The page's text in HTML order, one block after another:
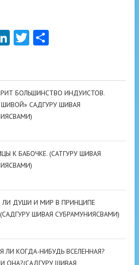
LinkedIn
Twitter
БОЛЬШИНСТВО ИНДУИСТОВ.
ШИВОЙ» САДГУРУ ШИВАЯ
К БАБОЧКЕ. (САТГУРУ ШИВАЯ
ЛИ ДУШИ И МИР В ПРИНЦИПЕ
ШИВАЯ СУБРАМУНИЯСВАМИ)
ЛИ КОГДА-НИБУДЬ ВСЕЛЕННАЯ?
ОНА?(САДГУРУ ШИВАЯ